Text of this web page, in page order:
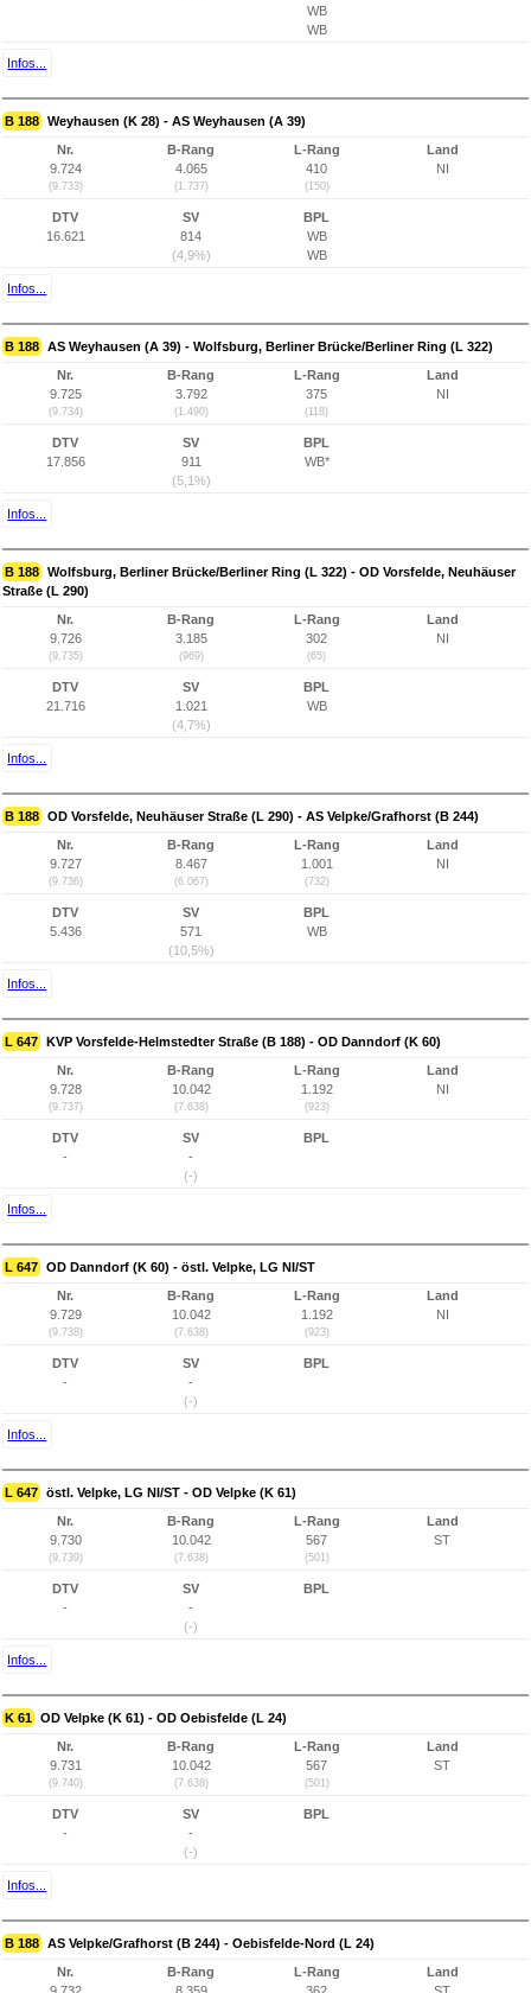
WB
WB
Infos...
B 188 Weyhausen (K 28) - AS Weyhausen (A 39)
Nr.
9.724
(9.733)
B-Rang
4.065
(1.737)
L-Rang
410
(150)
Land
NI
DTV
16.621
SV
814
(4,9%)
BPL
WB
WB
Infos...
B 188 AS Weyhausen (A 39) - Wolfsburg, Berliner Brücke/Berliner Ring (L 322)
Nr.
9.725
(9.734)
B-Rang
3.792
(1.490)
L-Rang
375
(118)
Land
NI
DTV
17.856
SV
911
(5,1%)
BPL
WB*
Infos...
B 188 Wolfsburg, Berliner Brücke/Berliner Ring (L 322) - OD Vorsfelde, Neuhäuser
Straße (L 290)
Nr.
9.726
(9.735)
B-Rang
3.185
(969)
L-Rang
302
(65)
Land
NI
DTV
21.716
SV
1.021
(4,7%)
BPL
WB
Infos...
B 188 OD Vorsfelde, Neuhäuser Straße (L 290) - AS Velpke/Grafhorst (B 244)
Nr.
9.727
(9.736)
B-Rang
8.467
(6.067)
L-Rang
1.001
(732)
Land
NI
DTV
5.436
SV
571
(10,5%)
BPL
WB
Infos...
L 647 KVP Vorsfelde-Helmstedter Straße (B 188) - OD Danndorf (K 60)
Nr.
9.728
(9.737)
B-Rang
10.042
(7.638)
L-Rang
1.192
(923)
Land
NI
DTV
-
SV
-
(-)
BPL
Infos...
L 647 OD Danndorf (K 60) - östl. Velpke, LG NI/ST
Nr.
9.729
(9.738)
B-Rang
10.042
(7.638)
L-Rang
1.192
(923)
Land
NI
DTV
-
SV
-
(-)
BPL
Infos...
L 647 östl. Velpke, LG NI/ST - OD Velpke (K 61)
Nr.
9.730
(9.739)
B-Rang
10.042
(7.638)
L-Rang
567
(501)
Land
ST
DTV
-
SV
-
(-)
BPL
Infos...
K 61 OD Velpke (K 61) - OD Oebisfelde (L 24)
Nr.
9.731
(9.740)
B-Rang
10.042
(7.638)
L-Rang
567
(501)
Land
ST
DTV
-
SV
-
(-)
BPL
Infos...
B 188 AS Velpke/Grafhorst (B 244) - Oebisfelde-Nord (L 24)
Nr.
B-Rang
L-Rang
Land